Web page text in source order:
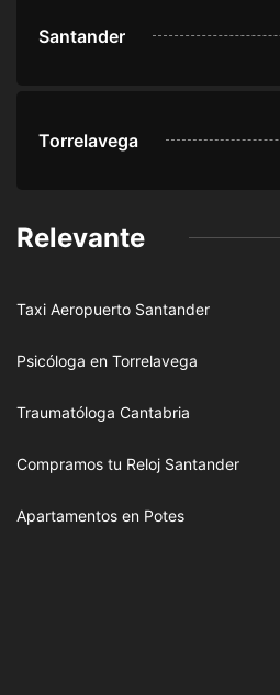
Santander
Torrelavega
Relevante
Taxi Aeropuerto Santander
Psicóloga en Torrelavega
Traumatóloga Cantabria
Compramos tu Reloj Santander
Apartamentos en Potes